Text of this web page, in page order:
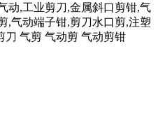
动,工业剪刀,金属斜口剪钳,气
,气动端子钳,剪刀水口剪,注塑
刀 气剪 气动剪 气动剪钳